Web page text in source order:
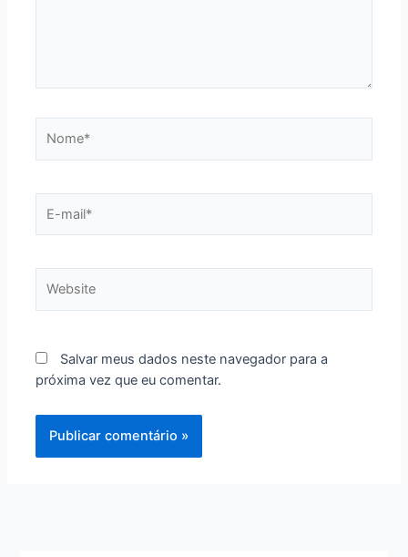
mail*
Salvar meus dados neste navegador para a
próxima vez que eu comentar.